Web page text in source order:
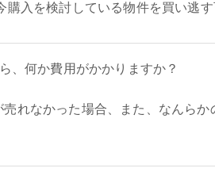
購入を検討している物件を買い逃す
、何か費用がかかりますか？
売れなかった場合、また、なんら